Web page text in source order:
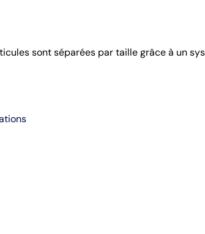
sont séparées par taille grâce à un